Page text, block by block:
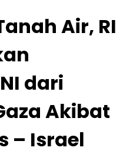
Air, RI
dari
Akibat
– Israel